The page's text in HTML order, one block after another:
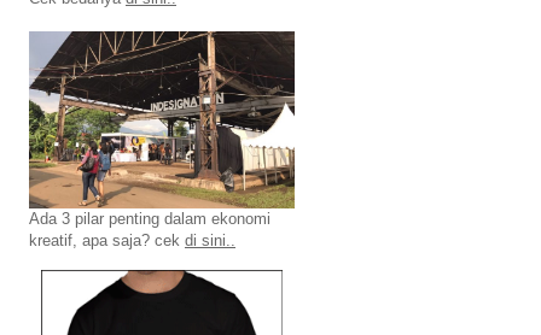
Ada 3 pilar penting dalam ekonomi
kreatif, apa saja? cek di sini..